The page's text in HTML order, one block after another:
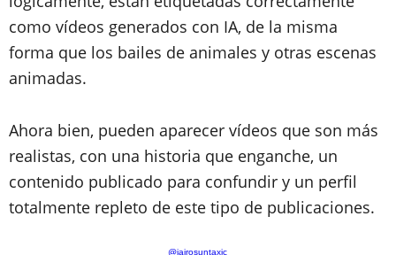
como vídeos generados con IA, de la misma
forma que los bailes de animales y otras escenas
animadas.
Ahora bien, pueden aparecer vídeos que son más
realistas, con una historia que enganche, un
contenido publicado para confundir y un perfil
totalmente repleto de este tipo de publicaciones.
@jairosuntaxic